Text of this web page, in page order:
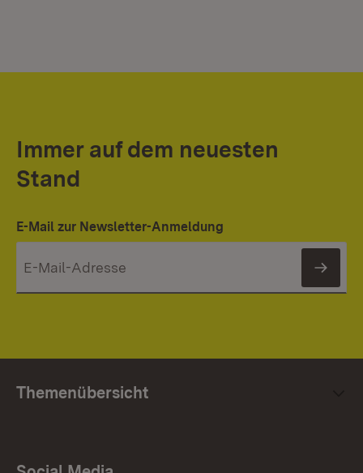
Immer auf dem neuesten
Stand
E-Mail zur Newsletter-Anmeldung
Themenübersicht